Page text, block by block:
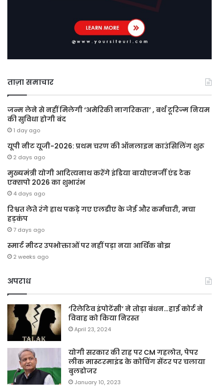
ताज़ा समाचार
जन्म लेने से नहीं मिलेगी ‘अमेरिकी नागरिकता’ , बर्थ टूरिज्म नियम
की सुविधा होगी बंद
1 day ago
यूपी नीट यूजी-2026: प्रथम चरण की ऑनलाइन काउंसिलिंग शुरू
2 days ago
मुख्यमंत्री योगी आदित्यनाथ करेंगे इंडिया बायोएनर्जी एंड टेक
एक्सपो 2026 का शुभारंभ
4 days ago
रिश्वत लेते रंगे हाथ पकड़े गए एलडीए के जेई और कर्मचारी, मचा
हड़कंप
7 days ago
स्मार्ट मीटर उपभोक्ताओं पर नहीं पड़ा नया आर्थिक बोझ
2 weeks ago
अपराध
‘रिलेटिव इंपोटेंसी’ ने तोड़ा बंधन…हाई कोर्ट ने
विवाह को किया निरस्त
April 23, 2024
योगी सरकार की राह पर CM गहलोत, पेपर
लीक मास्टरमाइंड के कोचिंग सेंटर पर चलाया
बुलडोजर
January 10, 2023